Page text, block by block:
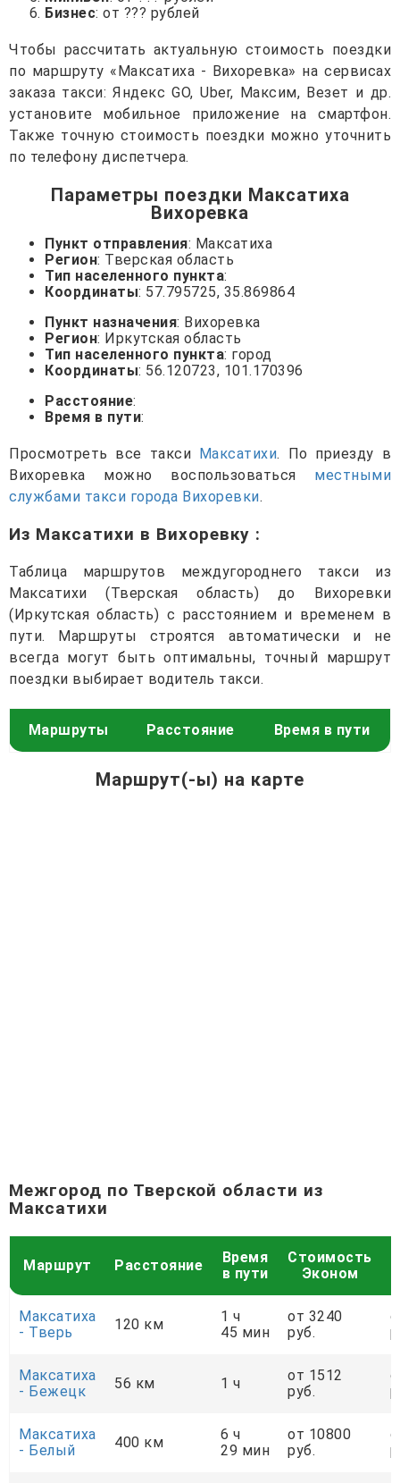
Бизнес: от ??? рублей
Чтобы рассчитать актуальную стоимость поездки
по маршруту «Максатиха - Вихоревка» на сервисах
заказа такси: Яндекс GO, Uber, Максим, Везет и др.
установите мобильное приложение на смартфон.
Также точную стоимость поездки можно уточнить
по телефону диспетчера.
Параметры поездки Максатиха
Вихоревка
Пункт отправления: Максатиха
Регион: Тверская область
Тип населенного пункта:
Координаты: 57.795725, 35.869864
Пункт назначения: Вихоревка
Регион: Иркутская область
Тип населенного пункта: город
Координаты: 56.120723, 101.170396
Расстояние:
Время в пути:
Просмотреть все такси Максатихи. По приезду в
Вихоревка можно воспользоваться местными
службами такси города Вихоревки.
Из Максатихи в Вихоревку :
Таблица маршрутов междугороднего такси из
Максатихи (Тверская область) до Вихоревки
(Иркутская область) с расстоянием и временем в
пути. Маршруты строятся автоматически и не
всегда могут быть оптимальны, точный маршрут
поездки выбирает водитель такси.
Маршруты Расстояние Время в пути
Маршрут(-ы) на карте
Межгород по Тверской области из
Максатихи
Маршрут Расстояние
Время
в пути
Стоимость
Эконом
Максатиха
- Тверь
120 км
1 ч
45 мин
от 3240
руб.
Максатиха
- Бежецк
56 км 1 ч
от 1512
руб.
Максатиха
- Белый
400 км
6 ч
29 мин
от 10800
руб.